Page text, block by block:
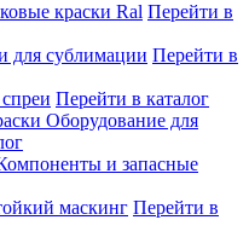
краски Ral Перейти в
для сублимации Перейти в
Перейти в каталог
Оборудование для
и запасные
маскинг Перейти в